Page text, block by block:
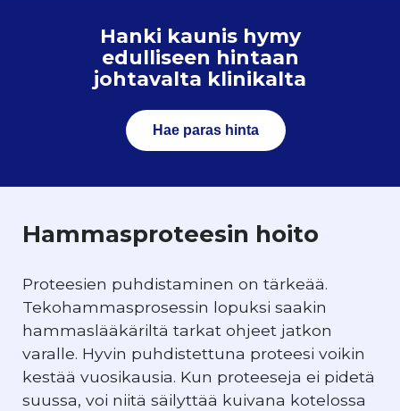
Hanki kaunis hymy
edulliseen hintaan
johtavalta klinikalta
Hae paras hinta
Hammasproteesin hoito
Proteesien puhdistaminen on tärkeää.
Tekohammasprosessin lopuksi saakin
hammaslääkäriltä tarkat ohjeet jatkon
varalle. Hyvin puhdistettuna proteesi voikin
kestää vuosikausia. Kun proteeseja ei pidetä
suussa, voi niitä säilyttää kuivana kotelossa